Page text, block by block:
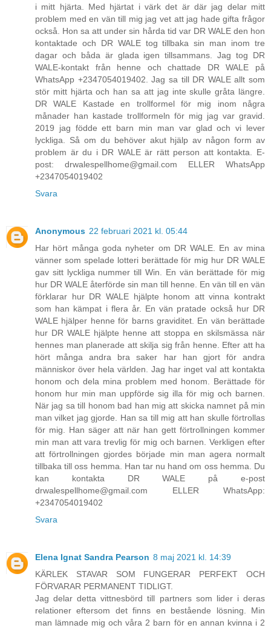
i mitt hjärta. Med hjärtat i värk det är där jag delar mitt
problem med en vän till mig jag vet att jag hade gifta frågor
också. Hon sa att under sin hårda tid var DR WALE den hon
kontaktade och DR WALE tog tillbaka sin man inom tre
dagar och båda är glada igen tillsammans. Jag tog DR
WALE-kontakt från henne och chattade DR WALE på
WhatsApp +2347054019402. Jag sa till DR WALE allt som
stör mitt hjärta och han sa att jag inte skulle gråta längre.
DR WALE Kastade en trollformel för mig inom några
månader han kastade trollformeln för mig jag var gravid.
2019 jag födde ett barn min man var glad och vi lever
lyckliga. Så om du behöver akut hjälp av någon form av
problem är du i DR WALE är rätt person att kontakta. E-
post: drwalespellhome@gmail.com ELLER WhatsApp
+2347054019402
Svara
Anonymous 22 februari 2021 kl. 05:44
Har hört många goda nyheter om DR WALE. En av mina
vänner som spelade lotteri berättade för mig hur DR WALE
gav sitt lyckliga nummer till Win. En vän berättade för mig
hur DR WALE återförde sin man till henne. En vän till en vän
förklarar hur DR WALE hjälpte honom att vinna kontrakt
som han kämpat i flera år. En vän pratade också hur DR
WALE hjälper henne för barns graviditet. En vän berättade
hur DR WALE hjälpte henne att stoppa en skilsmässa när
hennes man planerade att skilja sig från henne. Efter att ha
hört många andra bra saker har han gjort för andra
människor över hela världen. Jag har inget val att kontakta
honom och dela mina problem med honom. Berättade för
honom hur min man uppförde sig illa för mig och barnen.
När jag sa till honom bad han mig att skicka namnet på min
man vilket jag gjorde. Han sa till mig att han skulle förtrollas
för mig. Han säger att när han gett förtrollningen kommer
min man att vara trevlig för mig och barnen. Verkligen efter
att förtrollningen gjordes började min man agera normalt
tillbaka till oss hemma. Han tar nu hand om oss hemma. Du
kan kontakta DR WALE på e-post
drwalespellhome@gmail.com ELLER WhatsApp:
+2347054019402
Svara
Elena Ignat Sandra Pearson 8 maj 2021 kl. 14:39
KÄRLEK STAVAR SOM FUNGERAR PERFEKT OCH
FÖRVARAR PERMANENT TIDLIGT.
Jag delar detta vittnesbörd till partners som lider i deras
relationer eftersom det finns en bestående lösning. Min
man lämnade mig och våra 2 barn för en annan kvinna i 2